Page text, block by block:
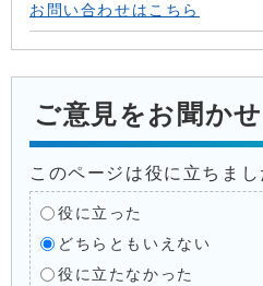
お問い合わせはこちら
ご意見をお聞か
このページは役に立ちまし
役に立った
どちらともいえない
役に立たなかった